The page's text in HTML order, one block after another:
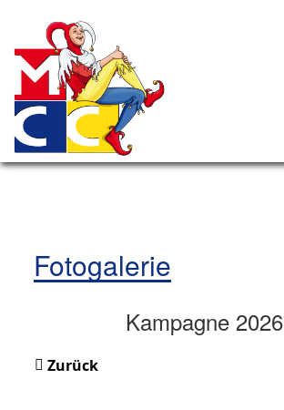
Fotogalerie
Kampagne 2026
Zurück